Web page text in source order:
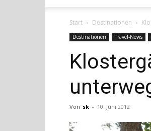
Start Destinationen
Destinationen Travel-News
Von sk - 10. Juni 2012